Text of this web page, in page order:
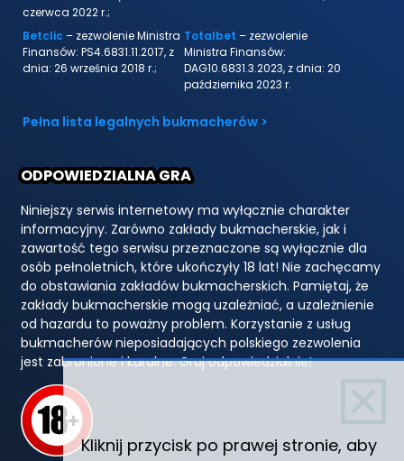
Kliknij przycisk po prawej stronie, aby
czerwca 2022 r.;
Betclic – zezwolenie Ministra
Finansów: PS4.6831.11.2017, z
dnia: 26 września 2018 r.;
Totalbet – zezwolenie
Ministra Finansów:
DAG10.6831.3.2023, z dnia: 20
października 2023 r.
Pełna lista legalnych bukmacherów >
ODPOWIEDZIALNA GRA
Niniejszy serwis internetowy ma wyłącznie charakter
informacyjny. Zarówno zakłady bukmacherskie, jak i
zawartość tego serwisu przeznaczone są wyłącznie dla
osób pełnoletnich, które ukończyły 18 lat! Nie zachęcamy
do obstawiania zakładów bukmacherskich. Pamiętaj, że
zakłady bukmacherskie mogą uzależniać, a uzależnienie
od hazardu to poważny problem. Korzystanie z usług
bukmacherów nieposiadających polskiego zezwolenia
jest zabronione i karalne. Graj odpowiedzialnie!